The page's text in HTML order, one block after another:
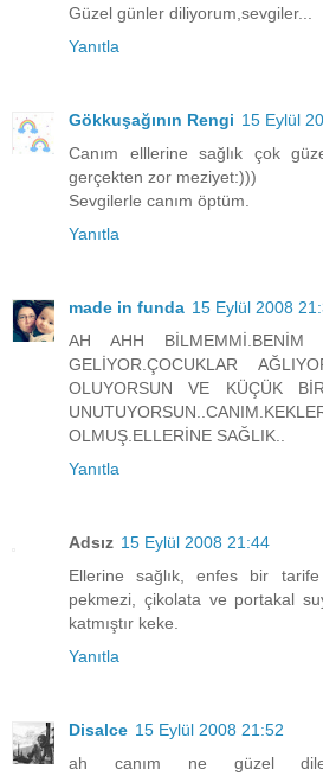
Güzel günler diliyorum,sevgiler...
Yanıtla
Gökkuşağının Rengi 15 Eylül
Canım elllerine sağlık çok
gerçekten zor meziyet:)))
Sevgilerle canım öptüm.
Yanıtla
made in funda 15 Eylül 2008
AH AHH BİLMEMMİ.BENİM
GELİYOR.ÇOCUKLAR
OLUYORSUN VE KÜÇÜK
OLMUŞ.ELLERİNE SAĞLIK..
Yanıtla
Adsız 15 Eylül 2008 21:44
Ellerine sağlık, enfes bir
pekmezi, çikolata ve portakal
katmıştır keke.
Yanıtla
Disalce 15 Eylül 2008 21:52
ah canım ne güzel dile